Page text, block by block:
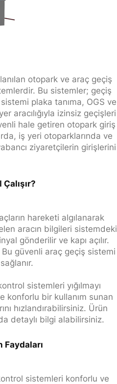
otopark ve araç geçiş
Bu sistemler; geçiş
plaka tanıma, OGS ve
aracılığıyla izinsiz geçişleri
hale getiren otopark giriş
iş yeri otoparklarında ve
ziyaretçilerin girişlerini
hareketi algılanarak
aracın bilgileri sistemdeki
gönderilir ve kapı açılır.
güvenli araç geçiş sistemi
sistemleri yığılmayı
konforlu bir kullanım sunan
hızlandırabilirsiniz. Ürün
detaylı bilgi alabilirsiniz.
Faydaları
sistemleri konforlu ve